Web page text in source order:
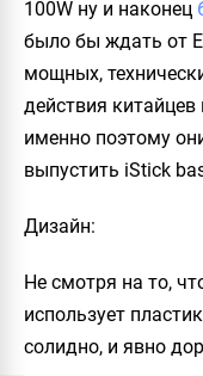
100W ну и наконец
было бы ждать от
мощных,
действия
именно поэтому
выпустить iStick
Дизайн:
Не смотря на то,
использует
солидно, и явно